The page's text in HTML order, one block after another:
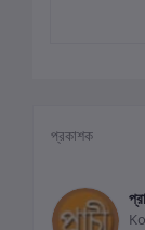
প্রকাশক